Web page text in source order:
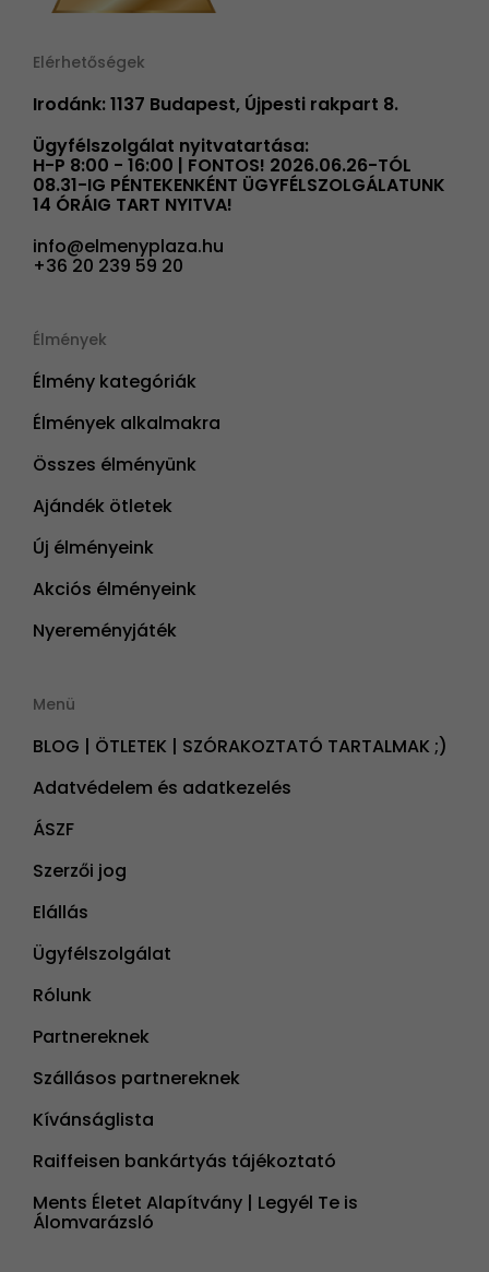
Elérhetőségek
Irodánk: 1137 Budapest, Újpesti rakpart 8.
Ügyfélszolgálat nyitvatartása:
H-P 8:00 - 16:00 | FONTOS! 2026.06.26-TÓL
08.31-IG PÉNTEKENKÉNT ÜGYFÉLSZOLGÁLATUNK
14 ÓRÁIG TART NYITVA!
info@elmenyplaza.hu
+36 20 239 59 20
Élmények
Élmény kategóriák
Élmények alkalmakra
Összes élményünk
Ajándék ötletek
Új élményeink
Akciós élményeink
Nyereményjáték
Menü
BLOG | ÖTLETEK | SZÓRAKOZTATÓ TARTALMAK ;)
Adatvédelem és adatkezelés
ÁSZF
Szerzői jog
Elállás
Ügyfélszolgálat
Rólunk
Partnereknek
Szállásos partnereknek
Kívánságlista
Raiffeisen bankártyás tájékoztató
Ments Életet Alapítvány | Legyél Te is
Álomvarázsló